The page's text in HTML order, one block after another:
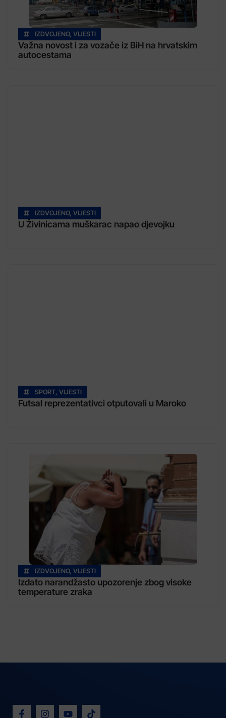
IZDVOJENO, VIJESTI
Važna novost i za vozače iz BiH na hrvatskim
autocestama
IZDVOJENO, VIJESTI
U Živinicama muškarac napao djevojku
SPORT, VIJESTI
Futsal reprezentativci otputovali u Maroko
IZDVOJENO, VIJESTI
Izdato narandžasto upozorenje zbog visoke
temperature zraka